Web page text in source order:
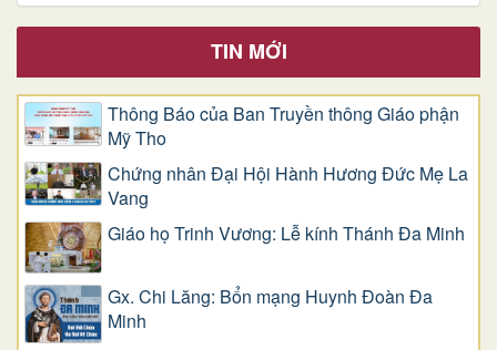
TIN MỚI
Thông Báo của Ban Truyền thông Giáo phận
Mỹ Tho
Chứng nhân Đại Hội Hành Hương Đức Mẹ La
Vang
Giáo họ Trinh Vương: Lễ kính Thánh Đa Minh
Gx. Chi Lăng: Bổn mạng Huynh Đoàn Đa
Minh